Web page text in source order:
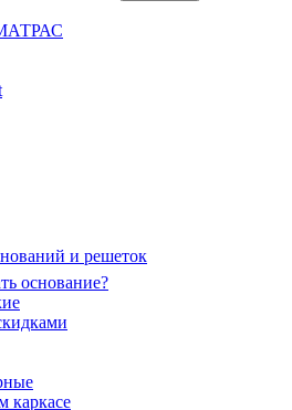
и решеток
основание?
каркасе